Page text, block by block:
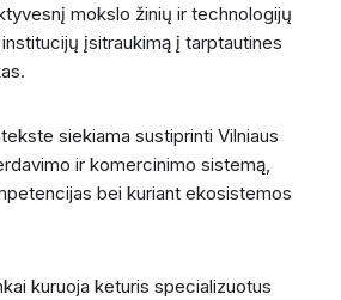
mokslo žinių ir technologijų
įsitraukimą į tarptautines
siekiama sustiprinti Vilniaus
ir komercinimo sistemą,
bei kuriant ekosistemos
kuruoja keturis specializuotus